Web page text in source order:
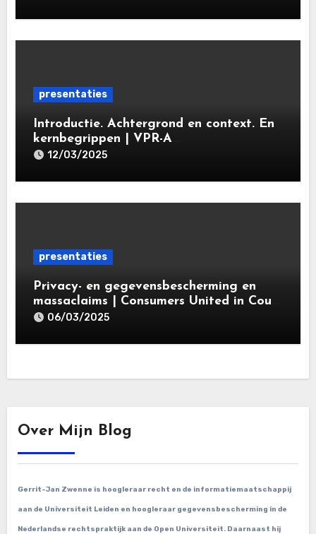
presentaties
Introductie. Achtergrond en context. En
kernbegrippen | VPR-A
specialisatieopleiding Privacy- en
Leiden Law Academy 18 maart 2025
12/03/2025
presentaties
Privacy- en gegevensbescherming en
massaclaims | Consumers United in Court
(‘CUIC’) | Volkshotel A’dam 6 maart
06/03/2025
Over Mijn Blog
Gerrit-Jan Zwenne is hoogleraar recht en de informatiemaatschappij
aan de Universiteit Leiden en hoogleraar gegevensbescherming in de
Nederlandse rechtspraktijk aan de Open Universiteit. Daarnaast hij